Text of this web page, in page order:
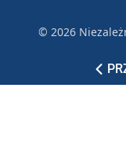
© 2026
Patronat